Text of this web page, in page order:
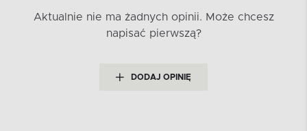
Aktualnie nie ma żadnych opinii. Może chcesz
napisać pierwszą?
DODAJ OPINIĘ